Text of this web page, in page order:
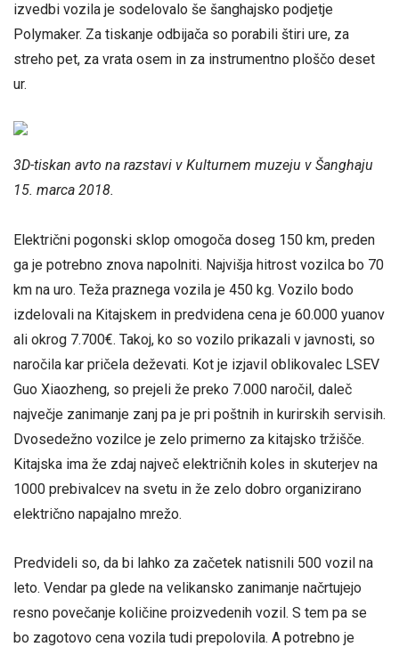
izvedbi vozila je sodelovalo še šanghajsko podjetje
Polymaker. Za tiskanje odbijača so porabili štiri ure, za
streho pet, za vrata osem in za instrumentno ploščo deset
ur.
3D-tiskan avto na razstavi v Kulturnem muzeju v Šanghaju
15. marca 2018.
Električni pogonski sklop omogoča doseg 150 km, preden
ga je potrebno znova napolniti. Najvišja hitrost vozilca bo 70
km na uro. Teža praznega vozila je 450 kg. Vozilo bodo
izdelovali na Kitajskem in predvidena cena je 60.000 yuanov
ali okrog 7.700€. Takoj, ko so vozilo prikazali v javnosti, so
naročila kar pričela deževati. Kot je izjavil oblikovalec LSEV
Guo Xiaozheng, so prejeli že preko 7.000 naročil, daleč
največje zanimanje zanj pa je pri poštnih in kurirskih servisih.
Dvosedežno vozilce je zelo primerno za kitajsko tržišče.
Kitajska ima že zdaj največ električnih koles in skuterjev na
1000 prebivalcev na svetu in že zelo dobro organizirano
električno napajalno mrežo.
Predvideli so, da bi lahko za začetek natisnili 500 vozil na
leto. Vendar pa glede na velikansko zanimanje načrtujejo
resno povečanje količine proizvedenih vozil. S tem pa se
bo zagotovo cena vozila tudi prepolovila. A potrebno je